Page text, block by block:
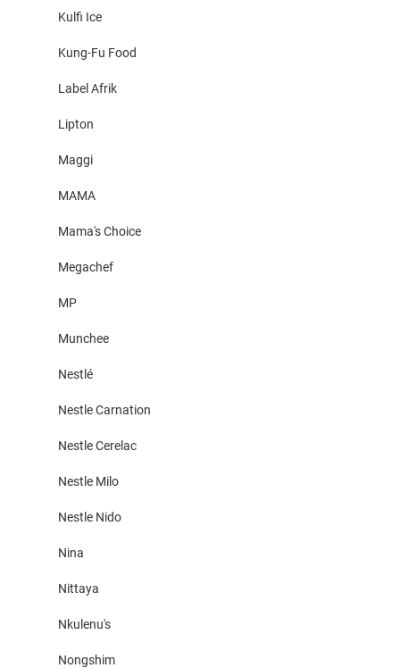
Kulfi Ice
Kung-Fu Food
Label Afrik
Lipton
Maggi
MAMA
Mama's Choice
Megachef
MP
Munchee
Nestlé
Nestle Carnation
Nestle Cerelac
Nestle Milo
Nestle Nido
Nina
Nittaya
Nkulenu's
Nongshim